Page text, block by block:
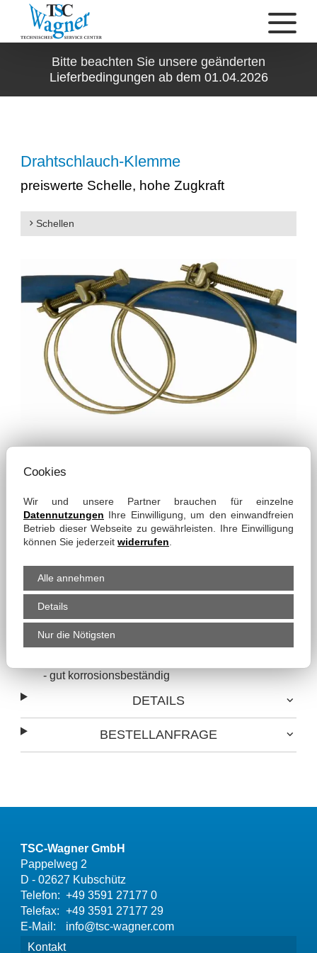
Bitte beachten Sie unsere geänderten
Lieferbedingungen ab dem 01.04.2026
Drahtschlauch-Klemme
preiswerte Schelle, hohe Zugkraft
Schellen
Eigenschaften:
- preiswerte Schelle
- hohe Zugkraft
Ausführungen:
W1: - beschichteter Stahl
- verzinkt oder ähnlich
- bedingt korrosionsbeständig
W4: - komplett aus Edelstahl (1.4301) oder
- gut korrosionsbeständig
DETAILS
BESTELLANFRAGE
TSC-Wagner GmbH
Pappelweg 2
D - 02627 Kubschütz
Telefon: +49 3591 27177 0
Telefax: +49 3591 27177 29
E-Mail:
info@tsc-wagner.com
Kontakt
Cookies
Wir und unsere Partner brauchen für einzelne
Datennutzungen Ihre Einwilligung, um den einwandfreien
Betrieb dieser Webseite zu gewährleisten. Ihre Einwilligung
können Sie jederzeit widerrufen
Alle annehmen
Details
Nur die Nötigsten